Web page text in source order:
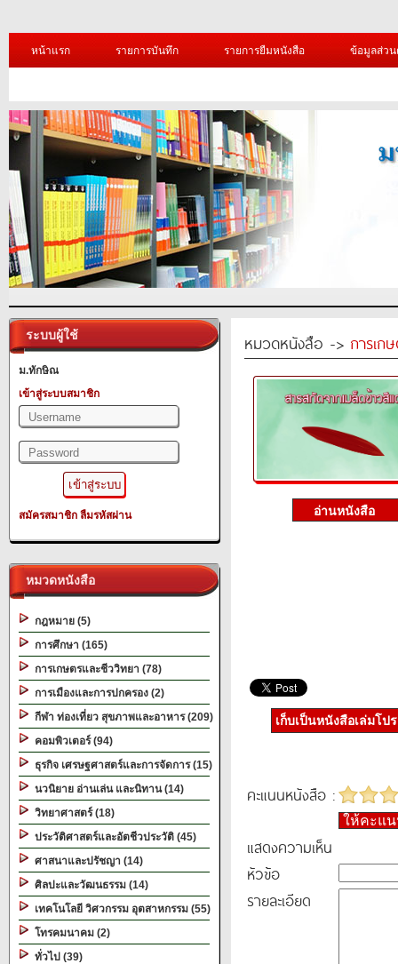
หน้าแรก รายการบันทึก รายการยืมหนังสือ ข้อมูลส่ว
ระบบผู้ใช้
ม.ทักษิณ
เข้าสู่ระบบสมาชิก
สมัครสมาชิก ลืมรหัสผ่าน
หมวดหนังสือ
กฎหมาย (5)
การศึกษา (165)
การเกษตรและชีววิทยา (78)
การเมืองและการปกครอง (2)
กีฬา ท่องเที่ยว สุขภาพและอาหาร (209)
คอมพิวเตอร์ (94)
ธุรกิจ เศรษฐศาสตร์และการจัดการ (15)
นวนิยาย อ่านเล่น และนิทาน (14)
วิทยาศาสตร์ (18)
ประวัติศาสตร์และอัตชีวประวัติ (45)
ศาสนาและปรัชญา (14)
ศิลปะและวัฒนธรรม (14)
เทคโนโลยี วิศวกรรม อุตสาหกรรม (55)
โทรคมนาคม (2)
ทั่วไป (39)
หมวดหนังสือ -> การเก
เก็บเป็นหนังสือเล่มโป
คะแนนหนังสือ :
ให้คะแ
แสดงความเห็น
หัวข้อ
รายละเอียด